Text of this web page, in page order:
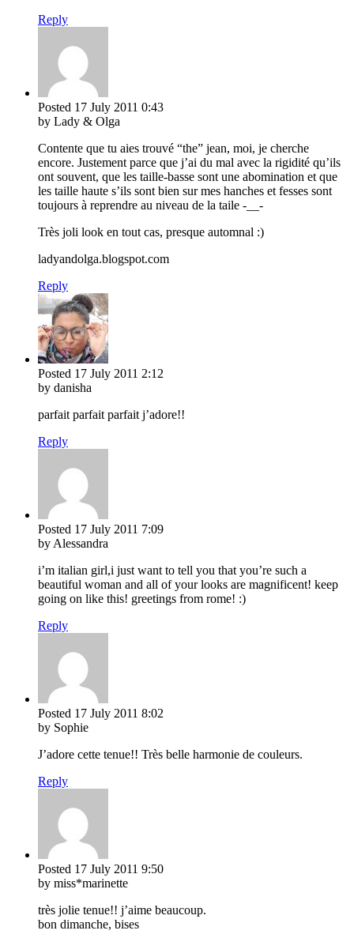
Reply
Posted 17 July 2011 0:43
by Lady & Olga
Contente que tu aies trouvé “the” jean, moi, je cherche
encore. Justement parce que j’ai du mal avec la rigidité qu’ils
ont souvent, que les taille-basse sont une abomination et que
les taille haute s’ils sont bien sur mes hanches et fesses sont
toujours à reprendre au niveau de la taile -__-
Très joli look en tout cas, presque automnal :)
ladyandolga.blogspot.com
Reply
Posted 17 July 2011 2:12
by danisha
parfait parfait parfait j’adore!!
Reply
Posted 17 July 2011 7:09
by Alessandra
i’m italian girl,i just want to tell you that you’re such a
beautiful woman and all of your looks are magnificent! keep
going on like this! greetings from rome! :)
Reply
Posted 17 July 2011 8:02
by Sophie
J’adore cette tenue!! Très belle harmonie de couleurs.
Reply
Posted 17 July 2011 9:50
by miss*marinette
très jolie tenue!! j’aime beaucoup.
bon dimanche, bises